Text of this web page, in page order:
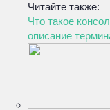
Читайте также:
Что такое
описание